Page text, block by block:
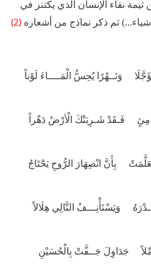
ثيمة نقاء الإنسان الذي يكتنز في
ثم ذكر نماذج من أشعاره (2)
وَنَــهْرًا يُحِسُّ الْمَــــاءَ لَوْناً
فَـقَدْ شَـرِبَتْكَ الْأرْضُ دَهْراً
بِأَنَّ انْصِهَارَ الرُّوحِ يَحْتَاجُ
وَيَسْتَأْنِـــفُ التَّالِي هِلَالاً
جَدَاوِلَ جَــفَّتْ بِالْحُسَيْنِ